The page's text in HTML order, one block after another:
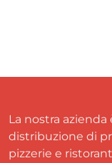
La nostra
distribuzione di
pizzerie e